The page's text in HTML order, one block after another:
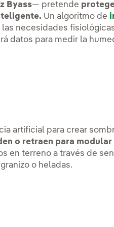
Byass— pretende
Un algoritmo de
necesidades
datos para medir la
artificial para crear
o retraen para
en terreno a través de
o heladas.